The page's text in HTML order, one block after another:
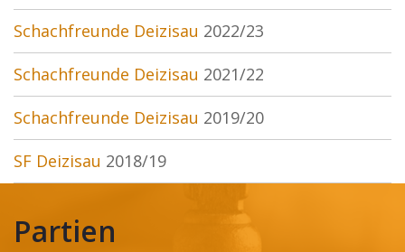
Schachfreunde Deizisau 2022/23
Schachfreunde Deizisau 2021/22
Schachfreunde Deizisau 2019/20
SF Deizisau 2018/19
Partien